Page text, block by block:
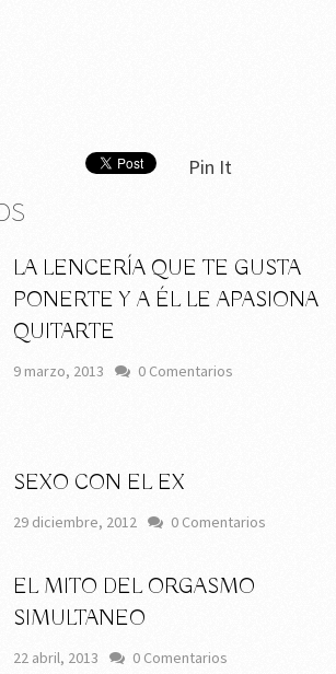
Pin It
LA LENCERÍA QUE TE GUSTA
PONERTE Y A ÉL LE APASIONA
QUITARTE
9 marzo, 2013 0 Comentarios
SEXO CON EL EX
29 diciembre, 2012 0 Comentarios
EL MITO DEL ORGASMO
SIMULTANEO
22 abril, 2013 0 Comentarios